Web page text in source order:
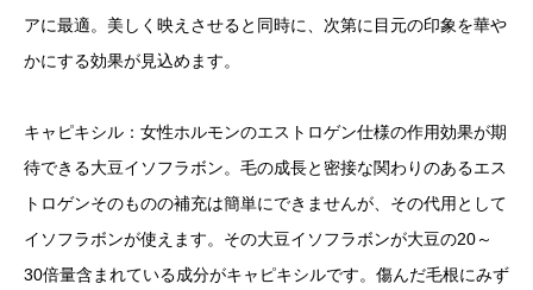
アに最適。美しく映えさせると同時に、次第に目元の印象を華や
かにする効果が見込めます。
キャピキシル：女性ホルモンのエストロゲン仕様の作用効果が期
待できる大豆イソフラボン。毛の成長と密接な関わりのあるエス
トロゲンそのものの補充は簡単にできませんが、その代用として
イソフラボンが使えます。その大豆イソフラボンが大豆の20～
30倍量含まれている成分がキャピキシルです。傷んだ毛根にみず